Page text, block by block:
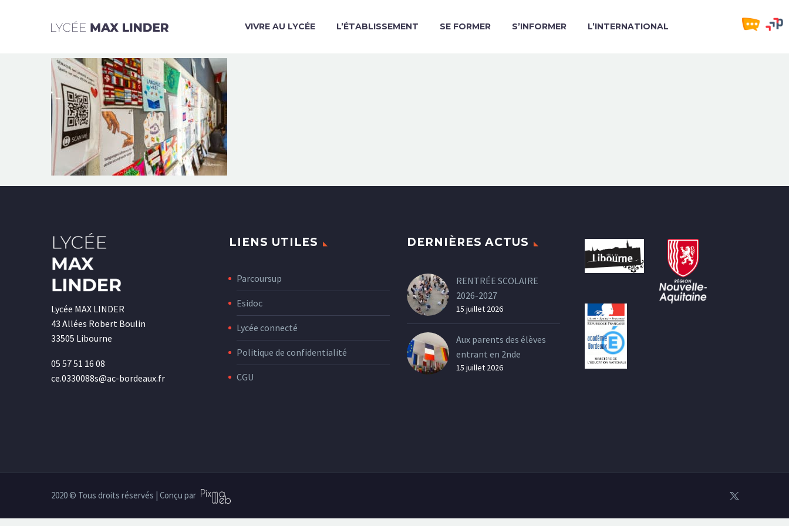
VIVRE AU LYCÉE L’ÉTABLISSEMENT SE FORMER S’INFORMER L’INTERNATIONAL
Lycée MAX LINDER
43 Allées Robert Boulin
33505 Libourne
05 57 51 16 08
ce.0330088s@ac-bordeaux.fr
LIENS UTILES
Parcoursup
Esidoc
Lycée connecté
Politique de confidentialité
CGU
DERNIÈRES ACTUS
RENTRÉE SCOLAIRE
2026-2027
15 juillet 2026
Aux parents des élèves
entrant en 2nde
15 juillet 2026
2020 © Tous droits réservés | Conçu par